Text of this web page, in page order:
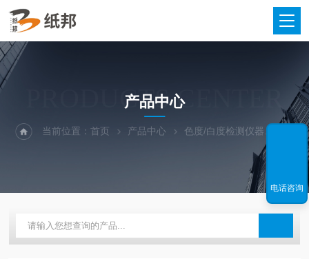
PRODUCTS CENTER
产品中心
当前位置：首页 产品中心 色度/白度检测仪器 白度
电话咨询